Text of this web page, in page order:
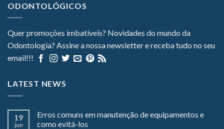
ODONTOLÓGICOS
Quer promoções imbatíveis? Novidades do mundo da
Odontologia? Assine a nossa newsletter e receba tudo no seu
email!!!
LATEST NEWS
19
jun
Erros comuns em manutenção de equipamentos e
como evitá-los